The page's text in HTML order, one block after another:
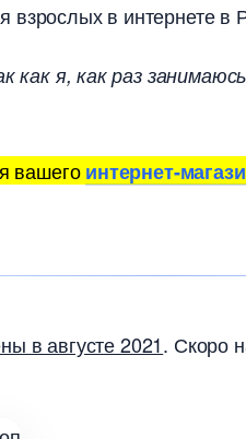
взрослых в интернете в
я, как раз
вашегоинтернет-
в августе 2021. Скоро